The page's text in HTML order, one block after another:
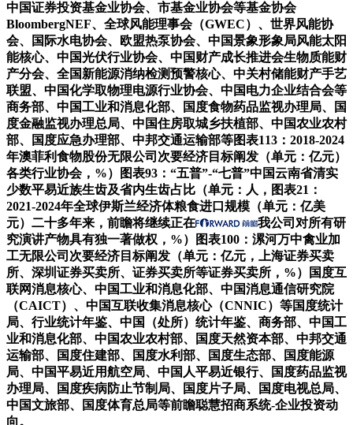
中国证券投资基金业协会、市基金业协会等基金协会
BloombergNEF、全球风能理事会（GWEC）、世界风能协
会、国际水电协会、欧盟热泵协会、中国景象形象局风能太阳
能核心、中国光伏行业协会、中国财产成长推进会生物质能财
产分会、全国新能源消纳检测预警核心、中关村储能财产手艺
联盟、中国化学取物理电源行业协会、中国电力企业结合会等
商务部、中国工业和消息化部、国度食物药品监视办理局、国
度金融监视办理总局、中国住房取城乡扶植部、中国农业农村
部、国度应急办理部、中邦交通运输部等图表113：2018-2024
年澳菲利食物股份无限公司次要经济目标阐发（单元：亿元）
各类行业协会，%）图表93：“五普”-“七普”中国云南省清实
少数平易近族生齿及省内生齿占比（单元：人，图表21：
2021-2024年全球伊斯兰经济体粮食进口规模（单元：亿美
元）二十多年来，前瞻将继续正在
我公司对所有研
究演讲产物具有独一著做权，%）图表100：漯河万中禽业加
工无限公司次要经济目标阐发（单元：亿元，上海证券买卖
所、深圳证券买卖所、证券买卖所等证券买卖所，%）国度互
联网消息核心、中国工业和消息化部、中国消息通信研究院
（CAICT）、中国互联收集消息核心（CNNIC）等国度统计
局、行业统计年鉴、中国（处所）统计年鉴、商务部、中国工
业和消息化部、中国农业农村部、国度天然资本部、中邦交通
运输部、国度住建部、国度水利部、国度生态部、国度能源
局、中国平易近用航空局、中国人平易近银行、国度药品监视
办理局、国度疾病防止节制局、国度片子局、国度电视总局、
中国文旅部、国度体育总局等前瞻聪慧招商系统-企业投资动
向。